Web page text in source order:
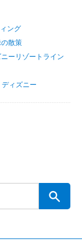
ング
散策
ーリゾートライン
ィズニー